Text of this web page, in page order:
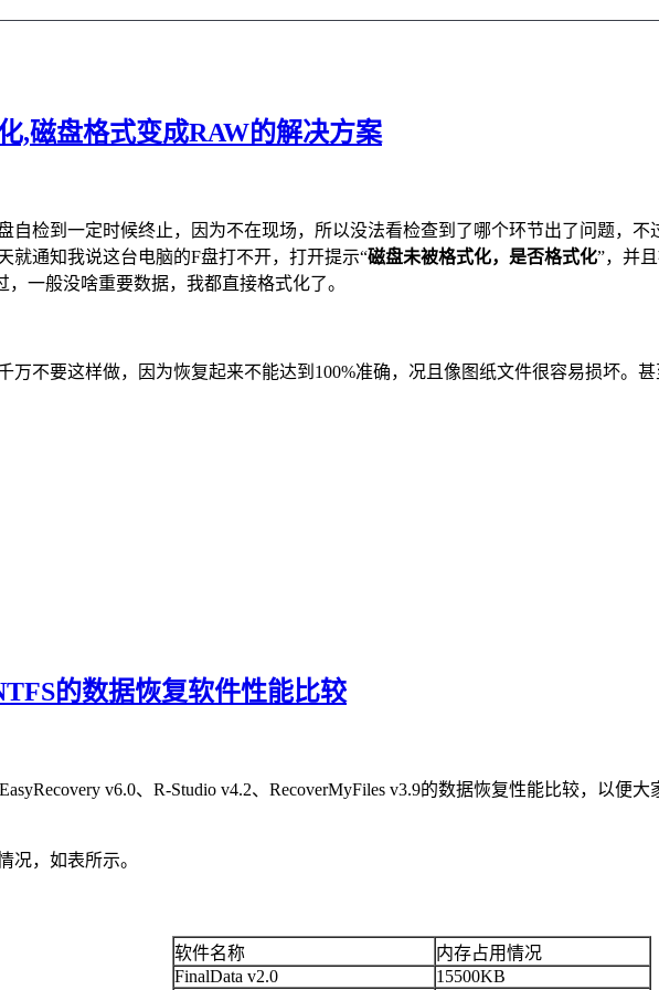
,磁盘格式变成RAW的解决方案
自检到一定时候终止，因为不在现场，所以没法看检查到了哪个环节出了问题，
就通知我说这台电脑的F盘打不开，打开提示“磁盘未被格式化，是否格式化”，并
一般没啥重要数据，我都直接格式化了。
万不要这样做，因为恢复起来不能达到100%准确，况且像图纸文件很容易损坏。
的数据恢复软件性能比较
v6.0、R-Studio v4.2、RecoverMyFiles v3.9的数据恢复性能比较，以便大
况，如表所示。
软件名称
内存占用情况
FinalData v2.0
15500KB